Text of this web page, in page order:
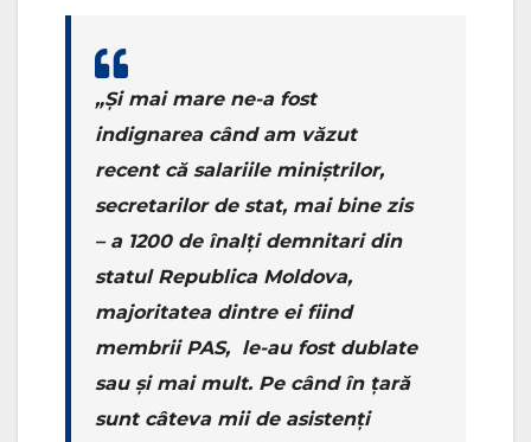
„Și mai mare ne-a fost
indignarea când am văzut
recent că salariile miniștrilor,
secretarilor de stat, mai bine zis
– a 1200 de înalți demnitari din
statul Republica Moldova,
majoritatea dintre ei fiind
membrii PAS, le-au fost dublate
sau și mai mult. Pe când în țară
sunt câteva mii de asistenți